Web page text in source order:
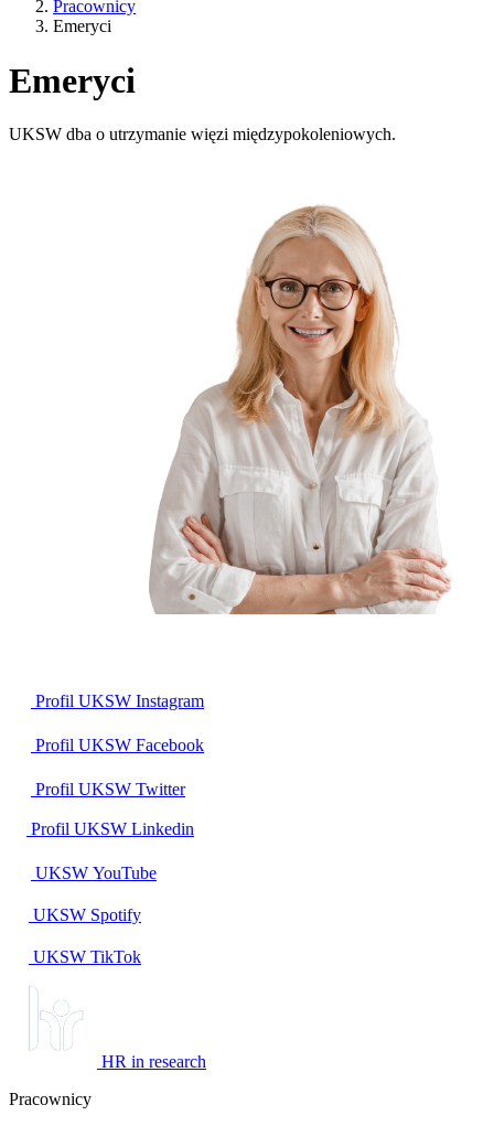
Pracownicy
Emeryci
Emeryci
UKSW dba o utrzymanie więzi międzypokoleniowych.
Profil UKSW Instagram
Profil UKSW Facebook
Profil UKSW Twitter
Profil UKSW Linkedin
UKSW YouTube
UKSW Spotify
UKSW TikTok
HR in research
Pracownicy